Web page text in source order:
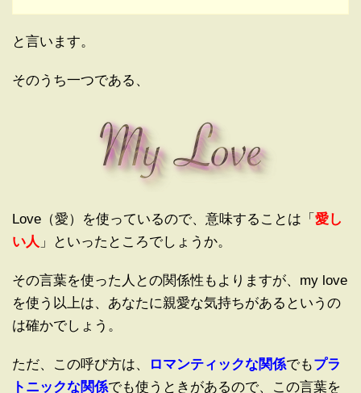
と言います。
そのうち一つである、
Love（愛）を使っているので、意味することは「 愛し
い人 」といったところでしょうか。
その言葉を使った人との関係性もよりますが、my love
を使う以上は、あなたに親愛な気持ちがあるというの
は確かでしょう。
ただ、この呼び方は、 ロマンティックな関係でもプラ
トニックな関係でも使うときがあるので、この言葉を